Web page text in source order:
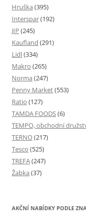
Hruška (395)
Interspar(192)
JIP (245)
Kaufland (291)
Lidl(334)
Makro (265)
Norma (247)
Penny Market(553)
Ratio (127)
TAMDA FOODS(6)
TEMPO, obchodní
TERNO(217)
Tesco (525)
TREFA(247)
Žabka (37)
AKČNÍ NABÍDKY PODLE